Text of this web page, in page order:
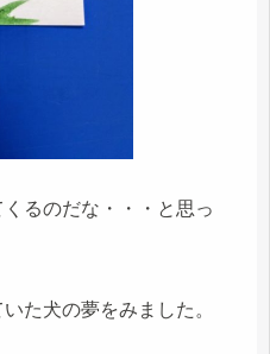
るのだな・・・と思っ
た犬の夢をみました。